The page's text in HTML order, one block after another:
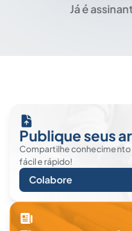
Já é
Publique seus
Compartilhe conhecimento
fácil e rápido!
Colabore